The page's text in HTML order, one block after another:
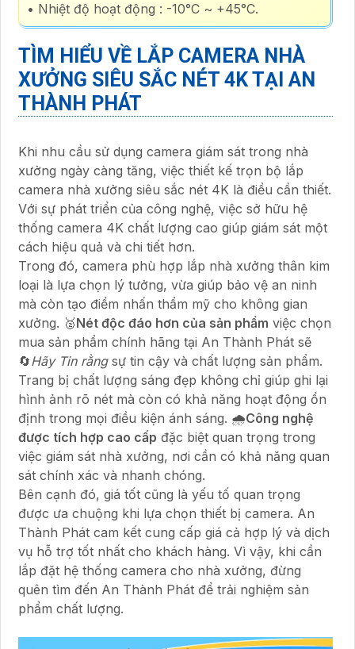
• Nhiệt độ hoạt động : -10°C ~ +45°C.
TÌM HIỂU VỀ LẮP CAMERA NHÀ
XƯỞNG SIÊU SẮC NÉT 4KTẠI AN
THÀNH PHÁT
Khi nhu cầu sử dụng camera giám sát trong nhà
xưởng ngày càng tăng, việc thiết kế trọn bộ lắp
camera nhà xưởng siêu sắc nét 4K là điều cần thiết.
Với sự phát triển của công nghệ, việc sở hữu hệ
thống camera 4K chất lượng cao giúp giám sát một
cách hiệu quả và chi tiết hơn.
Trong đó, camera phù hợp lắp nhà xưởng thân kim
loại là lựa chọn lý tưởng, vừa giúp bảo vệ an ninh
mà còn tạo điểm nhấn thẩm mỹ cho không gian
xưởng. 🥈️Nét độc đáo hơn của sản phẩm việc chọn
mua sản phẩm chính hãng tại An Thành Phát sẽ
🔄Hãy Tin rằngsự tin cậy và chất lượng sản phẩm.
Trang bị chất lượng sáng đẹp không chỉ giúp ghi lại
hình ảnh rõ nét mà còn có khả năng hoạt động ổn
định trong mọi điều kiện ánh sáng. 🌧️Công nghệ
được tích hợp cao cấp đặc biệt quan trọng trong
việc giám sát nhà xưởng, nơi cần có khả năng quan
sát chính xác và nhanh chóng.
Bên cạnh đó, giá tốt cũng là yếu tố quan trọng
được ưa chuộng khi lựa chọn thiết bị camera. An
Thành Phát cam kết cung cấp giá cả hợp lý và dịch
vụ hỗ trợ tốt nhất cho khách hàng. Vì vậy, khi cần
lắp đặt hệ thống camera cho nhà xưởng, đừng
quên tìm đến An Thành Phát để trải nghiệm sản
phẩm chất lượng.